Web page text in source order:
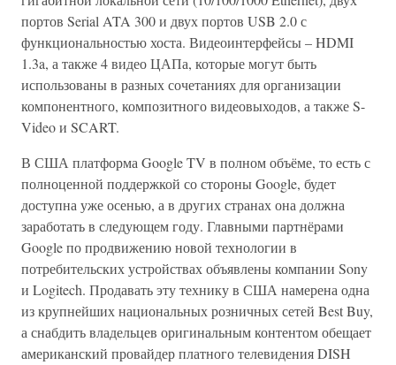
портов Serial ATA 300 и двух портов USB 2.0 с
функциональностью хоста. Видеоинтерфейсы – HDMI
1.3a, а также 4 видео ЦАПа, которые могут быть
использованы в разных сочетаниях для организации
компонентного, композитного видеовыходов, а также S-
Video и SCART.
В США платформа Google TV в полном объёме, то есть с
полноценной поддержкой со стороны Google, будет
доступна уже осенью, а в других странах она должна
заработать в следующем году. Главными партнёрами
Google по продвижению новой технологии в
потребительских устройствах объявлены компании Sony
и Logitech. Продавать эту технику в США намерена одна
из крупнейших национальных розничных сетей Best Buy,
а снабдить владельцев оригинальным контентом обещает
американский провайдер платного телевидения DISH